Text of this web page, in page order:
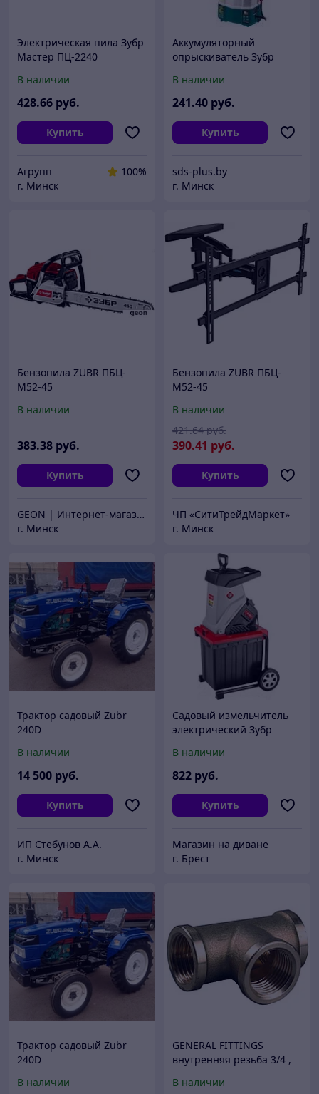
Электрическая пила Зубр
Мастер ПЦ-2240
В наличии
428.66 руб.
Купить
Агрупп
100%
г. Минск
Аккумуляторный
опрыскиватель Зубр
В наличии
241.40 руб.
Купить
sds-plus.by
г. Минск
Бензопила ZUBR ПБЦ-
М52-45
В наличии
383.38 руб.
Купить
GEON | Интернет-магазин техники
г. Минск
Бензопила ZUBR ПБЦ-
М52-45
В наличии
390.41 руб.
421.64 руб.
Купить
ЧП «СитиТрейдМаркет»
г. Минск
Трактор садовый Zubr
240D
В наличии
14 500 руб.
Купить
ИП Cтебунов А.А.
г. Минск
Садовый измельчитель
электрический Зубр
В наличии
822 руб.
Купить
Магазин на диване
г. Брест
Трактор садовый Zubr
240D
В наличии
GENERAL FITTINGS
внутренняя резьба 3/4 ,
3/4)
В наличии